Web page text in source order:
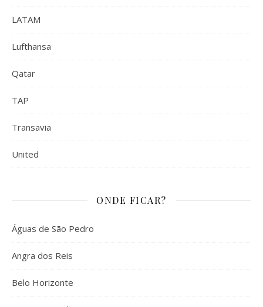
LATAM
Lufthansa
Qatar
TAP
Transavia
United
ONDE FICAR?
Águas de São Pedro
Angra dos Reis
Belo Horizonte